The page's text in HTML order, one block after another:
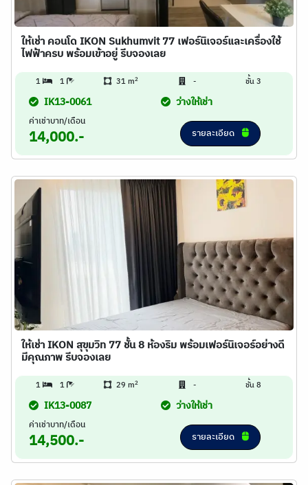
ให้เช่า คอนโด IKON Sukhumvit 77 เฟอร์นิเจอร์และเครื่องใช้
ไฟฟ้าครบ พร้อมเข้าอยู่ รีบจองเลย
1 1 31 m2 - ชั้น 3
IK13-0061 ว่างให้เช่า
ค่าเช่าบาท/เดือน
14,000.- รายละเอียด
ให้เช่า IKON สุขุมวิท 77 ชั้น 8 ห้องริม พร้อมเฟอร์นิเจอร์อย่างดี
มีคุณภาพ รีบจองเลย
1 1 29 m2 - ชั้น 8
IK13-0087 ว่างให้เช่า
ค่าเช่าบาท/เดือน
14,500.- รายละเอียด